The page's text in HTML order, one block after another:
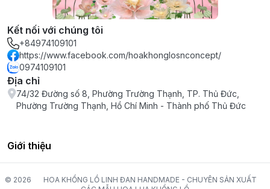
Kết nối với chúng tôi
+84974109101
https://www.facebook.com/hoakhonglosnconcept/
0974109101
Địa chỉ
74/32 Đường số 8, Phường Trường Thạnh, TP. Thủ Đức,
Phường Trường Thạnh, Hồ Chí Minh - Thành phố Thủ Đức
Giới thiệu
© 2026
HOA KHỔNG LỒ LINH ĐAN HANDMADE - CHUYÊN SẢN XUẤT